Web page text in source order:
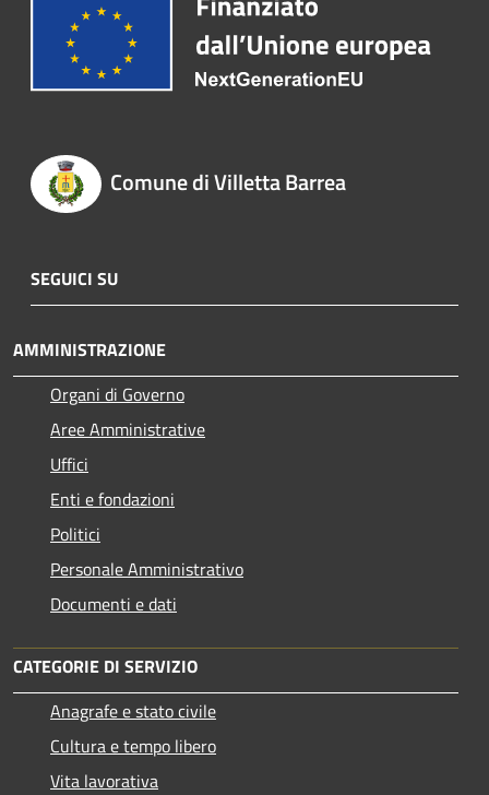
Comune di Villetta Barrea
SEGUICI SU
AMMINISTRAZIONE
Organi di Governo
Aree Amministrative
Uffici
Enti e fondazioni
Politici
Personale Amministrativo
Documenti e dati
CATEGORIE DI SERVIZIO
Anagrafe e stato civile
Cultura e tempo libero
Vita lavorativa